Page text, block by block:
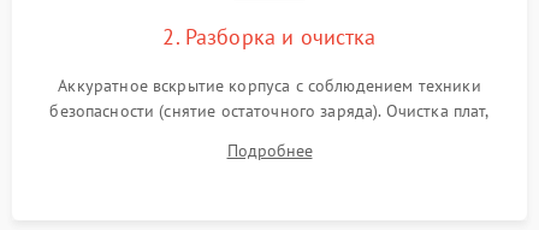
2. Разборка и очистка
Аккуратное вскрытие корпуса с соблюдением техники
безопасности (снятие остаточного заряда). Очистка плат,
и кистей для предотвращения перегрева и замыканий.
Подробнее